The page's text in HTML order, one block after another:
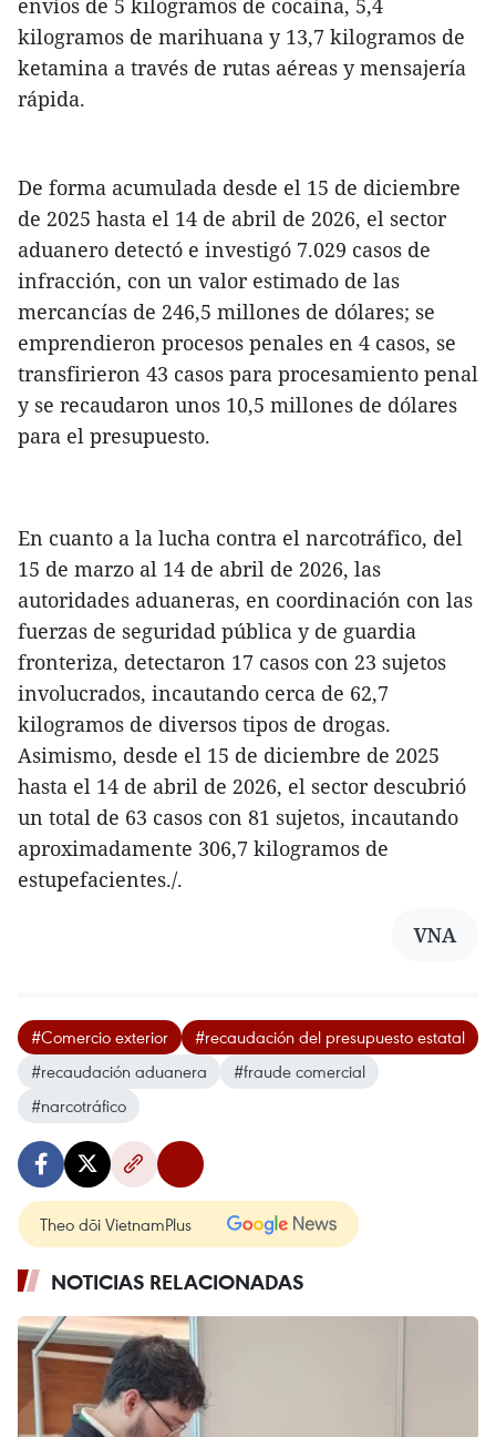
kilogramos de marihuana y 13,7 kilogramos de
ketamina a través de rutas aéreas y mensajería
rápida.
De forma acumulada desde el 15 de diciembre
de 2025 hasta el 14 de abril de 2026, el sector
aduanero detectó e investigó 7.029 casos de
infracción, con un valor estimado de las
mercancías de 246,5 millones de dólares; se
emprendieron procesos penales en 4 casos, se
transfirieron 43 casos para procesamiento penal
y se recaudaron unos 10,5 millones de dólares
para el presupuesto.
En cuanto a la lucha contra el narcotráfico, del
15 de marzo al 14 de abril de 2026, las
autoridades aduaneras, en coordinación con las
fuerzas de seguridad pública y de guardia
fronteriza, detectaron 17 casos con 23 sujetos
involucrados, incautando cerca de 62,7
kilogramos de diversos tipos de drogas.
Asimismo, desde el 15 de diciembre de 2025
hasta el 14 de abril de 2026, el sector descubrió
un total de 63 casos con 81 sujetos, incautando
aproximadamente 306,7 kilogramos de
estupefacientes./.
VNA
#Comercio exterior
#recaudación del presupuesto estatal
#recaudación aduanera
#fraude comercial
#narcotráfico
Theo dõi VietnamPlus
NOTICIAS RELACIONADAS